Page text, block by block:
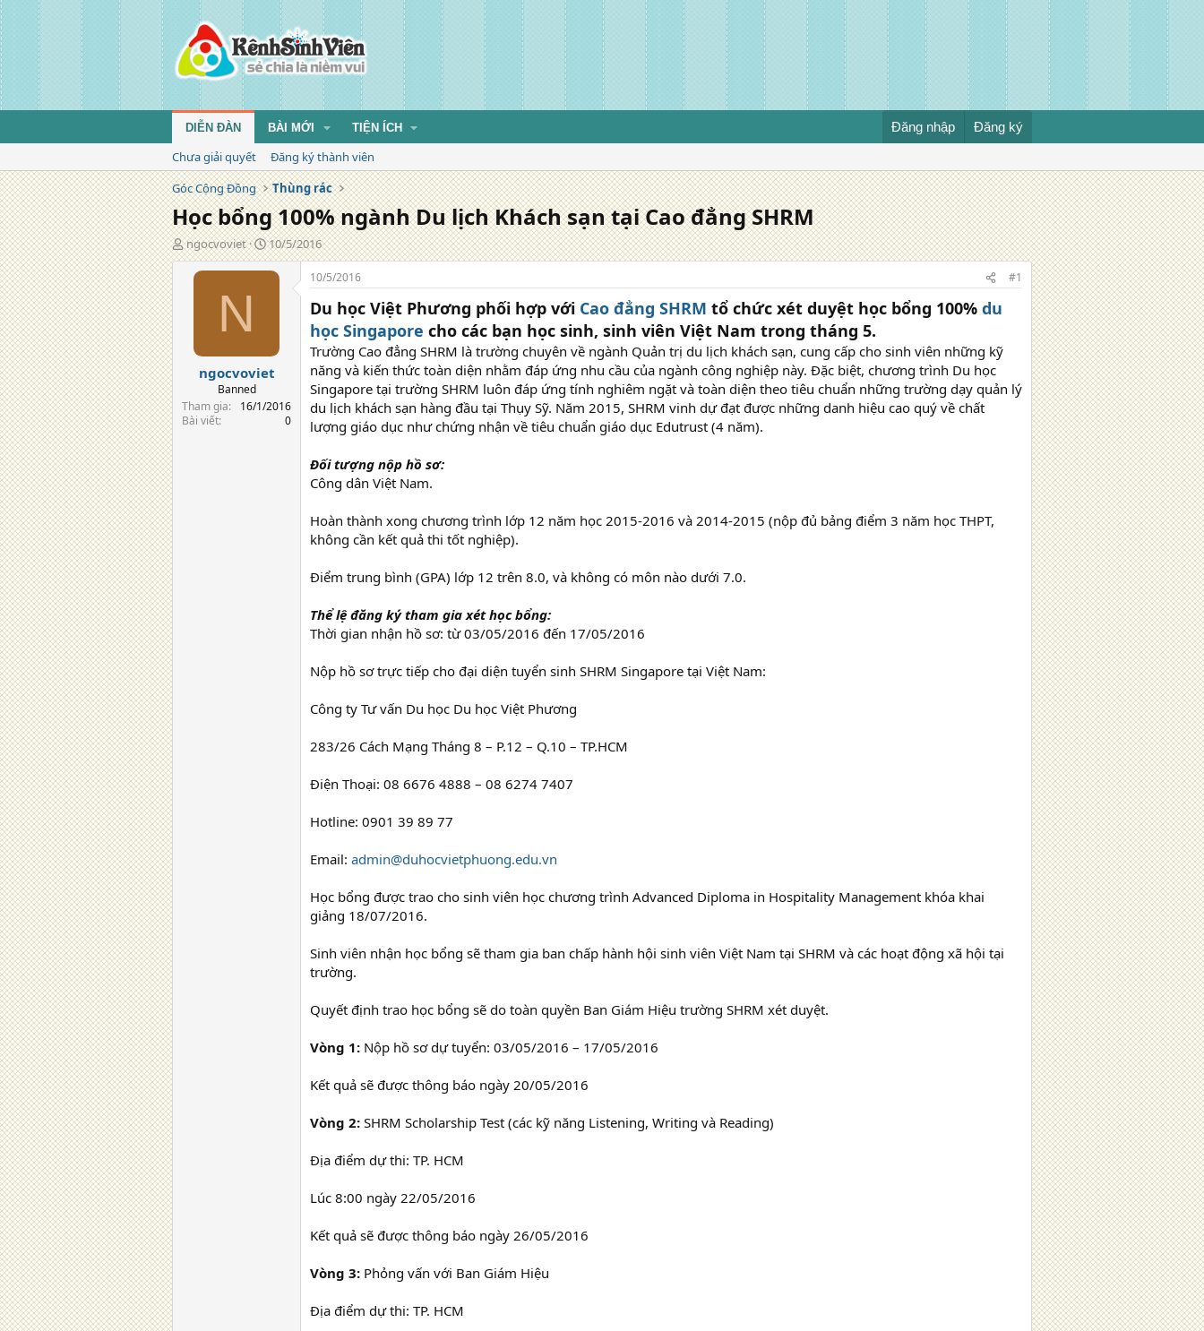
DIỄN ĐÀN BÀI MỚI TIỆN ÍCH Đăng nhập Đăng ký
Chưa giải quyết
Đăng ký thành viên
Góc Cộng Đồng
Thùng rác
Học bổng 100% ngành Du lịch Khách sạn tại Cao đẳng SHRM
T
á
ngocvoviet
N
g
à
g
10/5/2016
N
ngocvoviet
Banned
Tham gia
16/1/2016
Bài viết
0
10/5/2016 #1
Du học Việt Phương phối hợp với Cao đẳng SHRM tổ chức xét duyệt học bổng 100% du
học Singapore cho các bạn học sinh, sinh viên Việt Nam trong tháng 5.
Trường Cao đẳng SHRM là trường chuyên về ngành Quản trị du lịch khách sạn, cung cấp cho sinh viên những kỹ
năng và kiến thức toàn diện nhằm đáp ứng nhu cầu của ngành công nghiệp này. Đặc biệt, chương trình Du học
Singapore tại trường SHRM luôn đáp ứng tính nghiêm ngặt và toàn diện theo tiêu chuẩn những trường dạy quản lý
du lịch khách sạn hàng đầu tại Thụy Sỹ. Năm 2015, SHRM vinh dự đạt được những danh hiệu cao quý về chất
lượng giáo dục như chứng nhận về tiêu chuẩn giáo dục Edutrust (4 năm).
Đối tượng nộp hồ sơ:
Công dân Việt Nam.
Hoàn thành xong chương trình lớp 12 năm học 2015-2016 và 2014-2015 (nộp đủ bảng điểm 3 năm học THPT,
không cần kết quả thi tốt nghiệp).
Điểm trung bình (GPA) lớp 12 trên 8.0, và không có môn nào dưới 7.0.
Thể lệ đăng ký tham gia xét học bổng:
Thời gian nhận hồ sơ: từ 03/05/2016 đến 17/05/2016
Nộp hồ sơ trực tiếp cho đại diện tuyển sinh SHRM Singapore tại Việt Nam:
Công ty Tư vấn Du học Du học Việt Phương
283/26 Cách Mạng Tháng 8 – P.12 – Q.10 – TP.HCM
Điện Thoại: 08 6676 4888 – 08 6274 7407
Hotline: 0901 39 89 77
Email: admin@duhocvietphuong.edu.vn
Học bổng được trao cho sinh viên học chương trình Advanced Diploma in Hospitality Management khóa khai
giảng 18/07/2016.
Sinh viên nhận học bổng sẽ tham gia ban chấp hành hội sinh viên Việt Nam tại SHRM và các hoạt động xã hội tại
trường.
Quyết định trao học bổng sẽ do toàn quyền Ban Giám Hiệu trường SHRM xét duyệt.
Vòng 1: Nộp hồ sơ dự tuyển: 03/05/2016 – 17/05/2016
Kết quả sẽ được thông báo ngày 20/05/2016
Vòng 2: SHRM Scholarship Test (các kỹ năng Listening, Writing và Reading)
Địa điểm dự thi: TP. HCM
Lúc 8:00 ngày 22/05/2016
Kết quả sẽ được thông báo ngày 26/05/2016
Vòng 3: Phỏng vấn với Ban Giám Hiệu
Địa điểm dự thi: TP. HCM